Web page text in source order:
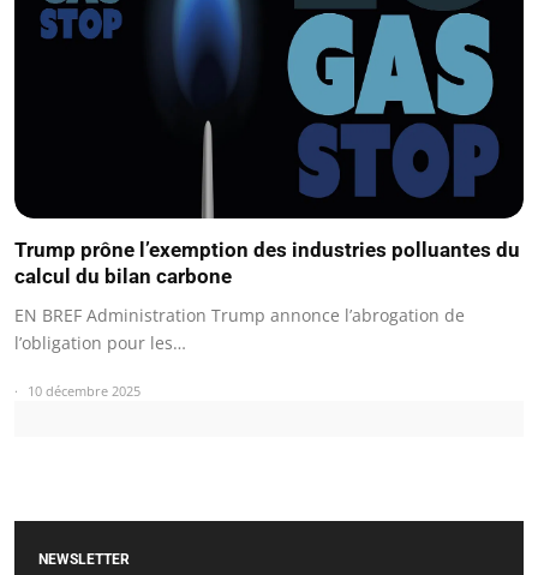
Trump prône l’exemption des industries polluantes du
calcul du bilan carbone
EN BREF Administration Trump annonce l’abrogation de
l’obligation pour les…
10 décembre 2025
NEWSLETTER